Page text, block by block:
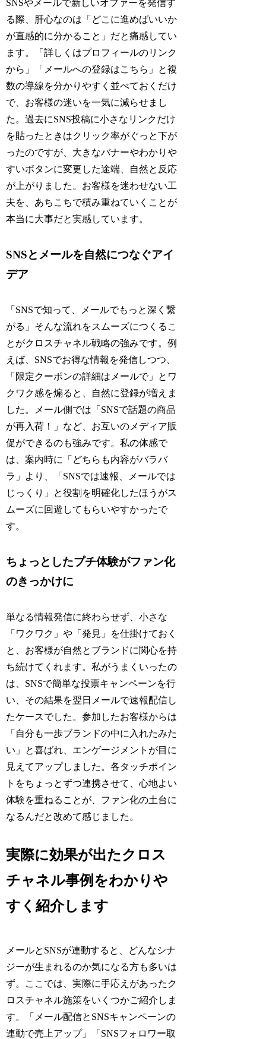
SNSやメールで新しいオファーを発信す
る際、肝心なのは「どこに進めばいいか
が直感的に分かること」だと痛感してい
ます。「詳しくはプロフィールのリンク
から」「メールへの登録はこちら」と複
数の導線を分かりやすく並べておくだけ
で、お客様の迷いを一気に減らせまし
た。過去にSNS投稿に小さなリンクだけ
を貼ったときはクリック率がぐっと下が
ったのですが、大きなバナーやわかりや
すいボタンに変更した途端、自然と反応
が上がりました。お客様を迷わせない工
夫を、あちこちで積み重ねていくことが
本当に大事だと実感しています。
SNSとメールを自然につなぐアイ
デア
「SNSで知って、メールでもっと深く繋
がる」そんな流れをスムーズにつくるこ
とがクロスチャネル戦略の強みです。例
えば、SNSでお得な情報を発信しつつ、
「限定クーポンの詳細はメールで」とワ
クワク感を煽ると、自然に登録が増えま
した。メール側では「SNSで話題の商品
が再入荷！」など、お互いのメディア販
促ができるのも強みです。私の体感で
は、案内時に「どちらも内容がバラバ
ラ」より、「SNSでは速報、メールでは
じっくり」と役割を明確化したほうがス
ムーズに回遊してもらいやすかったで
す。
ちょっとしたプチ体験がファン化
のきっかけに
単なる情報発信に終わらせず、小さな
「ワクワク」や「発見」を仕掛けておく
と、お客様が自然とブランドに関心を持
ち続けてくれます。私がうまくいったの
は、SNSで簡単な投票キャンペーンを行
い、その結果を翌日メールで速報配信し
たケースでした。参加したお客様からは
「自分も一歩ブランドの中に入れたみた
い」と喜ばれ、エンゲージメントが目に
見えてアップしました。各タッチポイン
トをちょっとずつ連携させて、心地よい
体験を重ねることが、ファン化の土台に
なるんだと改めて感じました。
実際に効果が出たクロス
チャネル事例をわかりや
すく紹介します
メールとSNSが連動すると、どんなシナ
ジーが生まれるのか気になる方も多いは
ず。ここでは、実際に手応えがあったク
ロスチャネル施策をいくつかご紹介しま
す。「メール配信とSNSキャンペーンの
連動で売上アップ」「SNSフォロワー取